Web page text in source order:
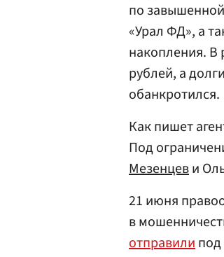
по
«Урал ФД», а
накопления. В
рублей, а
обанкротился.
Как пишет
Под
Мезенцеви
21 июня
в
отправили